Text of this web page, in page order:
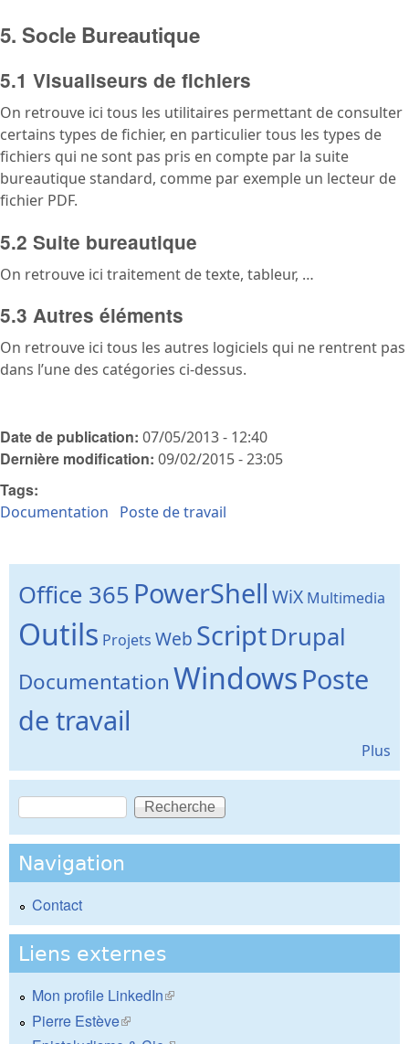
5. Socle Bureautique
5.1 Visualiseurs de fichiers
On retrouve ici tous les utilitaires permettant de consulter
certains types de fichier, en particulier tous les types de
fichiers qui ne sont pas pris en compte par la suite
bureautique standard, comme par exemple un lecteur de
fichier PDF.
5.2 Suite bureautique
On retrouve ici traitement de texte, tableur, …
5.3 Autres éléments
On retrouve ici tous les autres logiciels qui ne rentrent pas
dans l’une des catégories ci-dessus.
Date de publication: 07/05/2013 - 12:40
Dernière modification: 09/02/2015 - 23:05
Tags:
Documentation Poste de travail
Office 365 PowerShell WiX Multimedia
Outils Projets Web ScriptDrupal
DocumentationWindowsPoste
de travail
Plus
Formulaire de recherche
Recherche
Navigation
Contact
Liens externes
Mon profile LinkedIn(le lien est externe)
Pierre Estève(le lien est externe)